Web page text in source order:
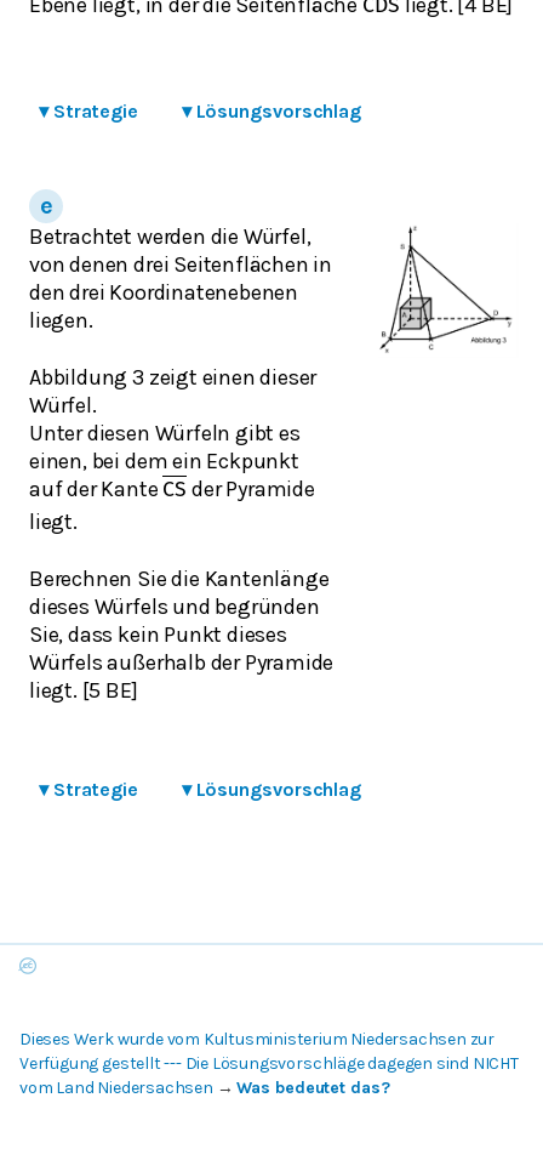
CDS
▾ Strategie ▾ Lösungsvorschlag
Betrachtet werden die Würfel,
von denen drei Seitenflächen in
den drei Koordinatenebenen
liegen.
Abbildung 3 zeigt einen dieser
Würfel.
Unter diesen Würfeln gibt es
einen, bei dem ein Eckpunkt
auf der Kante CS der Pyramide
liegt.
Berechnen Sie die Kantenlänge
dieses Würfels und begründen
Sie, dass kein Punkt dieses
Würfels außerhalb der Pyramide
liegt. [5 BE]
▾ Strategie ▾ Lösungsvorschlag
Dieses Werk wurde vom Kultusministerium Niedersachsen zur
Verfügung gestellt --- Die Lösungsvorschläge dagegen sind NICHT
vom Land Niedersachsen →Was bedeutet das?